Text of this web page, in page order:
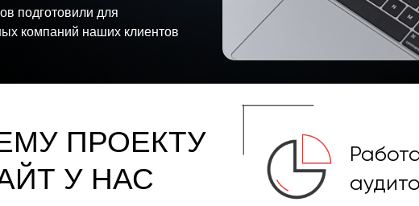
подготовили для
компаний наших клиентов
ПРОЕКТУ
У НАС